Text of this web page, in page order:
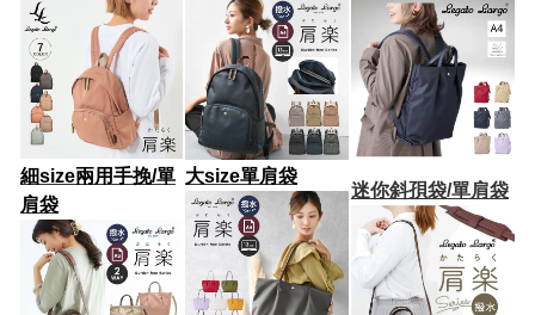
細size兩用手挽/單
肩袋
大size單肩袋
迷你斜孭袋/單肩袋